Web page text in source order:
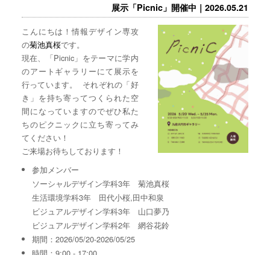
展示「Picnic」開催中｜2026.05.21
こんにちは！情報デザイン専攻
の菊池真桜です。
現在、「Picnic」をテーマに学内
のアートギャラリーにて展示を
行っています。 それぞれの「好
き」を持ち寄ってつくられた空
間になっていますのでぜひ私た
ちのピクニックに立ち寄ってみ
てください！
ご来場お待ちしております！
参加メンバー
ソーシャルデザイン学科3年 菊池真桜
生活環境学科3年 田代小桜,田中和泉
ビジュアルデザイン学科3年 山口夢乃
ビジュアルデザイン学科2年 網谷花鈴
期間：2026/05/20-2026/05/25